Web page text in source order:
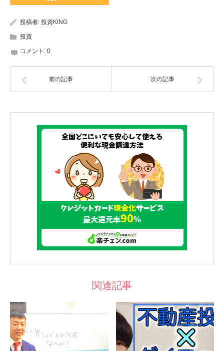
投稿者: 投資KING
投資
コメント: 0
前の記事 次の記事
関連記事